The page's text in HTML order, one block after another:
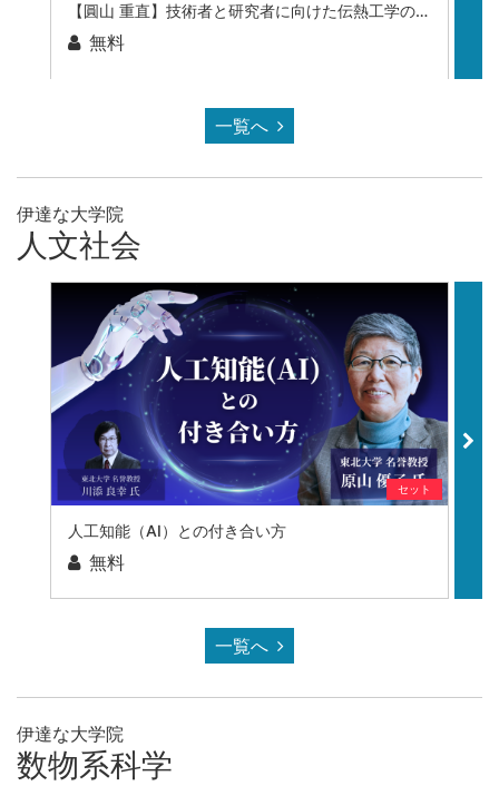
【圓山 重直】技術者と研究者に向けた伝熱工学の基礎と応用
無料
一覧へ
伊達な大学院
人文社会
セット
人工知能（AI）との付き合い方
無料
一覧へ
伊達な大学院
数物系科学